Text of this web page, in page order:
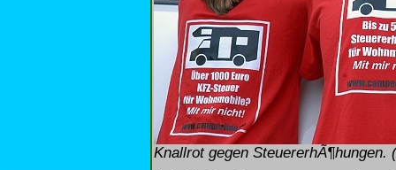
Knallrot gegen SteuererhÃ¶hungen.